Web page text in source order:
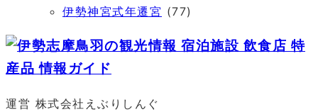
伊勢神宮式年遷宮 (77)
運営 株式会社えぶりしんぐ